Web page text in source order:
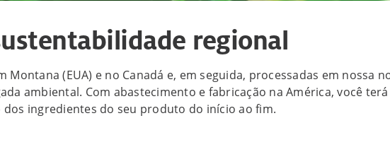
regional
(EUA) e no Canadá e, em seguida, processadas em nossa
ambiental. Com abastecimento e fabricação na América, você
ingredientes do seu produto do início ao fim.